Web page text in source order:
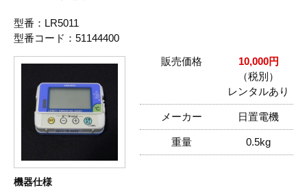
型番：LR5011
型番コード：51144400
販売価格
10,000円
（税別）
レンタルあり
メーカー 日置電機
重量 0.5kg
機器仕様